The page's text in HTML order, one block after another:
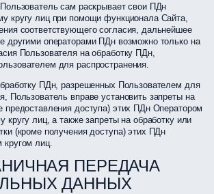
сам раскрывает свои ПДн
кругу лиц при помощи функционала Сайта,
соответствующего согласия, дальнейшее
другими операторами ПДн возможно только на
Пользователя на обработку ПДн,
для распространения.
ПДн, разрешенных Пользователем для
Пользователь вправе установить запреты на
предоставления доступа) этих ПДн Оператором
кругу лиц, а также запреты на обработку или
(кроме получения доступа) этих ПДн
кругом лиц.
ПЕРЕДАЧА
ДАННЫХ